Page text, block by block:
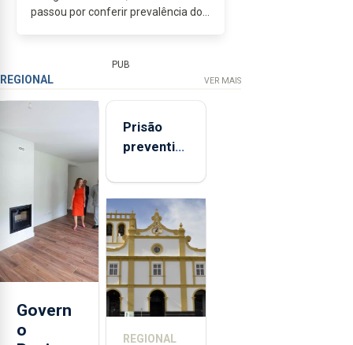
passou por conferir prevalência do
Este artigo visa abordar...
PUB
REGIONAL VER MAIS
Govern
o
Prisão
preventiva
suspeito
de coação
e
tentativa
de
violação
da prima
REGIONAL